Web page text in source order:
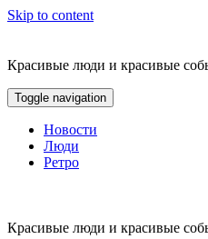
Skip to content
Красивые люди и красивые
Toggle navigation
Новости
Люди
Ретро
Красивые люди и красивые